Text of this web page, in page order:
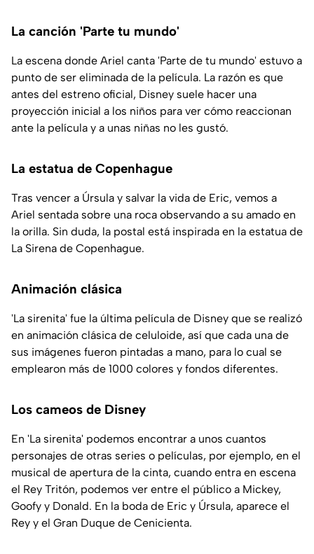
La canción 'Parte tu mundo'
La escena donde Ariel canta 'Parte de tu mundo' estuvo a
punto de ser eliminada de la película. La razón es que
antes del estreno oficial, Disney suele hacer una
proyección inicial a los niños para ver cómo reaccionan
ante la película y a unas niñas no les gustó.
La estatua de Copenhague
Tras vencer a Úrsula y salvar la vida de Eric, vemos a
Ariel sentada sobre una roca observando a su amado en
la orilla. Sin duda, la postal está inspirada en la estatua de
La Sirena de Copenhague.
Animación clásica
'La sirenita' fue la última película de Disney que se realizó
en animación clásica de celuloide, así que cada una de
sus imágenes fueron pintadas a mano, para lo cual se
emplearon más de 1000 colores y fondos diferentes.
Los cameos de Disney
En 'La sirenita' podemos encontrar a unos cuantos
personajes de otras series o películas, por ejemplo, en el
musical de apertura de la cinta, cuando entra en escena
el Rey Tritón, podemos ver entre el público a Mickey,
Goofy y Donald. En la boda de Eric y Úrsula, aparece el
Rey y el Gran Duque de Cenicienta.